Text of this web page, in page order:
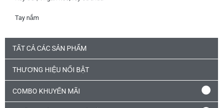
Tay nắm
TẤT CẢ CÁC SẢN PHẨM
THƯƠNG HIỆU NỔI BẬT
COMBO KHUYẾN MÃI